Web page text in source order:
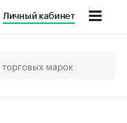
Личный кабинет